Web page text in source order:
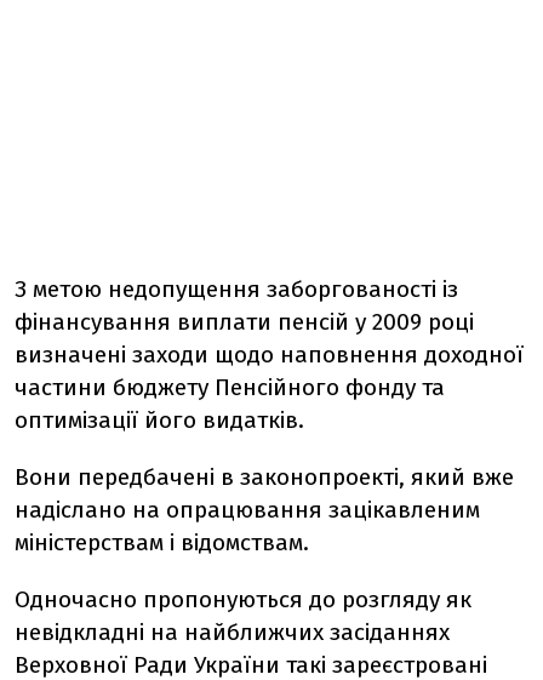
З метою недопущення заборгованості із
фінансування виплати пенсій у 2009 році
визначені заходи щодо наповнення доходної
частини бюджету Пенсійного фонду та
оптимізації його видатків.
Вони передбачені в законопроекті, який вже
надіслано на опрацювання зацікавленим
міністерствам і відомствам.
Одночасно пропонуються до розгляду як
невідкладні на найближчих засіданнях
Верховної Ради України такі зареєстровані